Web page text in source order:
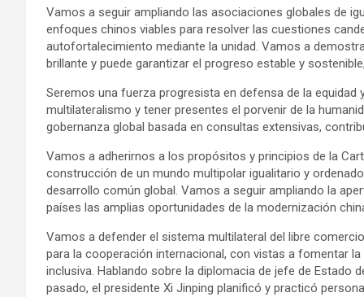
Vamos a seguir ampliando las asociaciones globales de
enfoques chinos viables para resolver las cuestiones
autofortalecimiento mediante la unidad. Vamos a
brillante y puede garantizar el progreso estable y
Seremos una fuerza progresista en defensa de la
multilateralismo y tener presentes el porvenir de la
gobernanza global basada en consultas extensivas,
Vamos a adherirnos a los propósitos y principios de la
construcción de un mundo multipolar igualitario y
desarrollo común global. Vamos a seguir ampliando la
países las amplias oportunidades de la modernización
Vamos a defender el sistema multilateral del libre
para la cooperación internacional, con vistas a fomentar
inclusiva. Hablando sobre la diplomacia de jefe de Estado
pasado, el presidente Xi Jinping planificó y practicó